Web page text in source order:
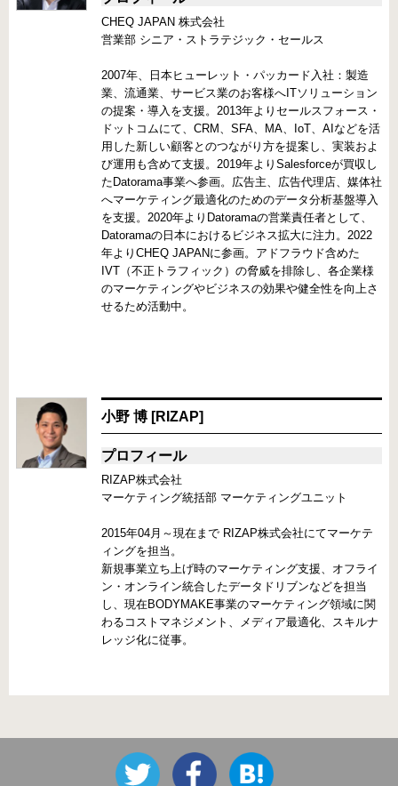
CHEQ JAPAN 株式会社
営業部 シニア・ストラテジック・セールス
2007年、日本ヒューレット・パッカード入社：製造
業、流通業、サービス業のお客様へITソリューション
の提案・導入を支援。2013年よりセールスフォース・
ドットコムにて、CRM、SFA、MA、IoT、AIなどを活
用した新しい顧客とのつながり方を提案し、実装およ
び運用も含めて支援。2019年よりSalesforceが買収し
たDatorama事業へ参画。広告主、広告代理店、媒体社
へマーケティング最適化のためのデータ分析基盤導入
を支援。2020年よりDatoramaの営業責任者として、
Datoramaの日本におけるビジネス拡大に注力。2022
年よりCHEQ JAPANに参画。アドフラウド含めた
IVT（不正トラフィック）の脅威を排除し、各企業様
のマーケティングやビジネスの効果や健全性を向上さ
せるため活動中。
小野 博 [RIZAP]
プロフィール
RIZAP株式会社
マーケティング統括部 マーケティングユニット
2015年04月～現在まで RIZAP株式会社にてマーケテ
ィングを担当。
新規事業立ち上げ時のマーケティング支援、オフライ
ン・オンライン統合したデータドリブンなどを担当
し、現在BODYMAKE事業のマーケティング領域に関
わるコストマネジメント、メディア最適化、スキルナ
レッジ化に従事。